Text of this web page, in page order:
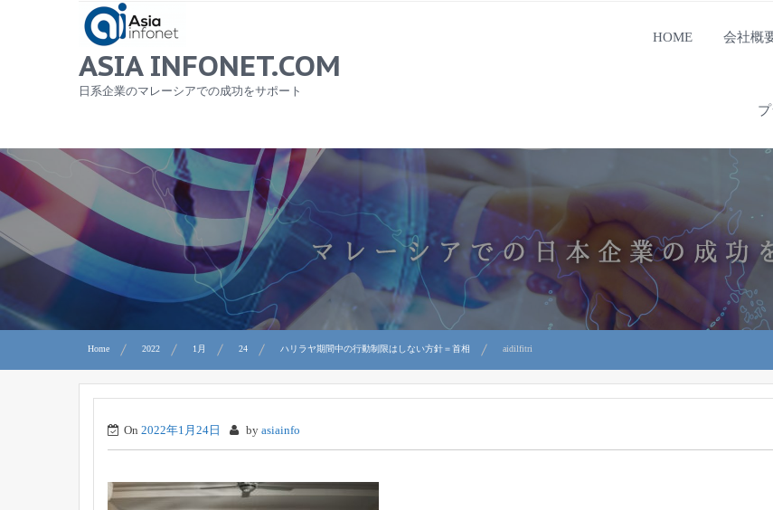
ASIA INFONET.COM
日系企業のマレーシアでの成功をサポート
HOME 会社概
Home 2022 1月 24 ハリラヤ期間中の行動制限はしない方針＝首相 aidilfitri
On 2022年1月24日 by asiainfo